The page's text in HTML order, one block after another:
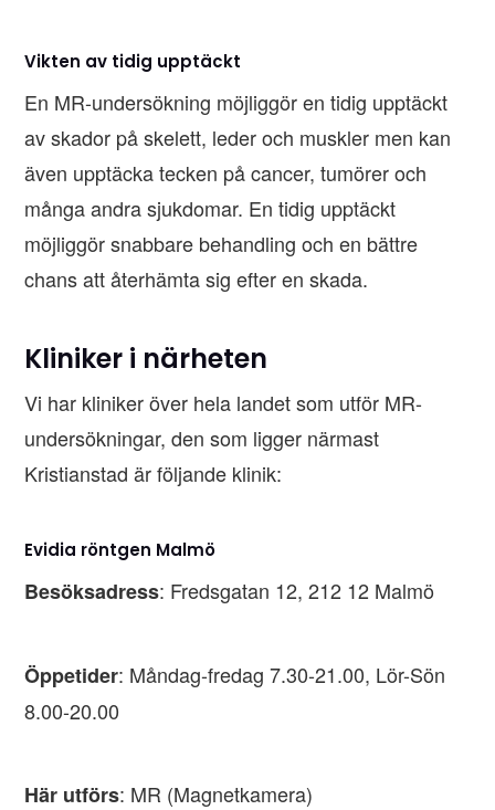
Vikten av tidig upptäckt
En MR-undersökning möjliggör en tidig upptäckt
av skador på skelett, leder och muskler men kan
även upptäcka tecken på cancer, tumörer och
många andra sjukdomar. En tidig upptäckt
möjliggör snabbare behandling och en bättre
chans att återhämta sig efter en skada.
Kliniker i närheten
Vi har kliniker över hela landet som utför MR-
undersökningar, den som ligger närmast
Kristianstad är följande klinik:
Evidia röntgen Malmö
Besöksadress: Fredsgatan 12, 212 12 Malmö
Öppetider: Måndag-fredag 7.30-21.00, Lör-Sön
8.00-20.00
Här utförs: MR (Magnetkamera)